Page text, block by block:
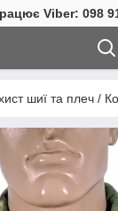
Viber: 098
шиї та плеч /